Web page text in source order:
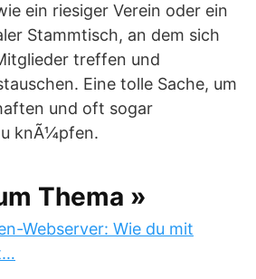
ein riesiger Verein oder ein
Stammtisch, an dem sich
treffen und
Eine tolle Sache, um
und oft sogar
knÃ¼pfen.
Thema »
Webserver: Wie du mit